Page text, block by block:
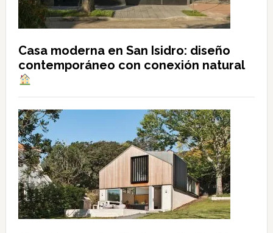
Casa moderna en San Isidro: diseño
contemporáneo con conexión natural